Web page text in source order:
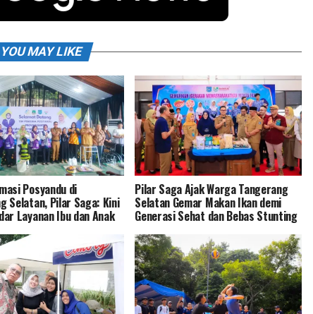
YOU MAY LIKE
Posyandu di
Selatan, Pilar Saga: Kini
Layanan Ibu dan Anak
Pilar Saga Ajak Warga Tangerang
Selatan Gemar Makan Ikan demi
Generasi Sehat dan Bebas Stunting